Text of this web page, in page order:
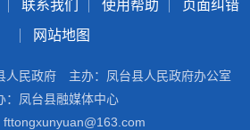
联系我们 使用帮助
页面纠错
网站地图
人民政府
主办：凤台县人民政府办公室
：凤台县融媒体中心
fttongxunyuan@163.com